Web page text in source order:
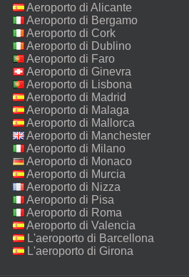
Aeroporto di Alicante
Aeroporto di Bergamo
Aeroporto di Cork
Aeroporto di Dublino
Aeroporto di Faro
Aeroporto di Ginevra
Aeroporto di Lisbona
Aeroporto di Madrid
Aeroporto di Malaga
Aeroporto di Mallorca
Aeroporto di Manchester
Aeroporto di Milano
Malpensa
Aeroporto di Monaco
Aeroporto di Murcia
Aeroporto di Nizza
Aeroporto di Pisa
Aeroporto di Roma
Fiumicino
Aeroporto di Valencia
L'aeroporto di Barcellona
L'aeroporto di Girona